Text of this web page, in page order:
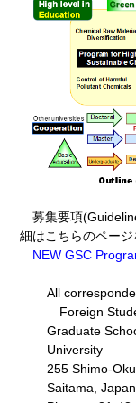
募集要項
細はこちらのペー
NEW GSC
All
Foreign
Graduate
University
255 Shimo-
Saitama,